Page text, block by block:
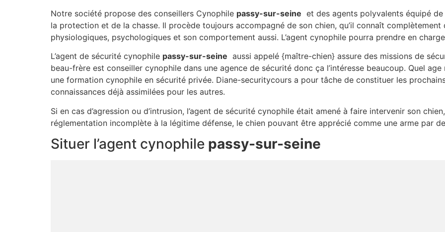
Notre société propose des conseillers Cynophile passy-sur-seine et des agents polyvalents équipé
la protection et de la chasse. Il procède toujours accompagné de son chien, qu’il connaît
physiologiques, psychologiques et son comportement aussi. L’agent cynophile pourra prendre en
L’agent de sécurité cynophile passy-sur-seine aussi appelé {maître-chien} assure des missions de
beau-frère est conseiller cynophile dans une agence de sécurité donc ça l’intéresse beaucoup. Quel
une formation cynophile en sécurité privée. Diane-securitycours a pour tâche de constituer les
connaissances déjà assimilées pour les autres.
Si en cas d’agression ou d’intrusion, l’agent de sécurité cynophile était amené à faire intervenir son
réglementation incomplète à la légitime défense, le chien pouvant être apprécié comme une arme par
Situer l’agent cynophile passy-sur-seine